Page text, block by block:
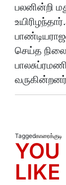
பலனின்றி
செய்த
Taggedகாரைக்குடி
LIKE